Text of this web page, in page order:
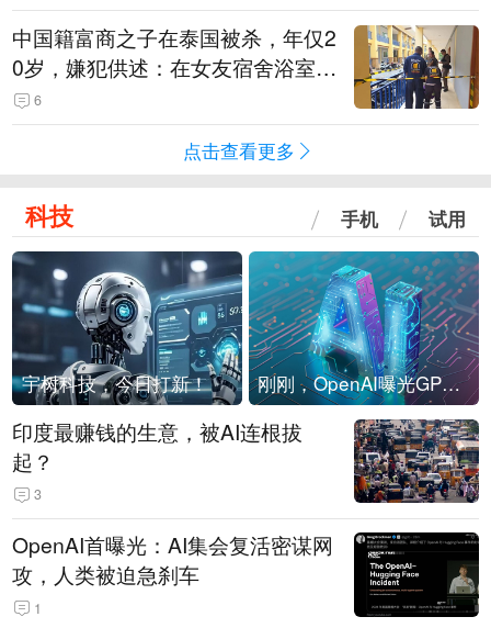
中国籍富商之子在泰国被杀，年仅2
0岁，嫌犯供述：在女友宿舍浴室发
现他，持刀询问身份时发生拉扯
6
点击查看更多
科技 手机 试用
宇树科技，今日打新！ 刚刚，OpenAI曝光GPT-6！传10万亿参数，8月强行发布
印度最赚钱的生意，被AI连根拔
起？
3
OpenAI首曝光：AI集会复活密谋网
攻，人类被迫急刹车
1